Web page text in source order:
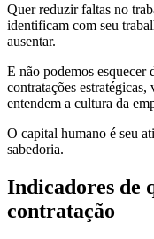
Quer reduzir faltas no
identificam com seu
ausentar.
E não podemos esquecer
contratações
entendem a cultura da
O capital humano é seu
sabedoria.
Indicadores de
contratação